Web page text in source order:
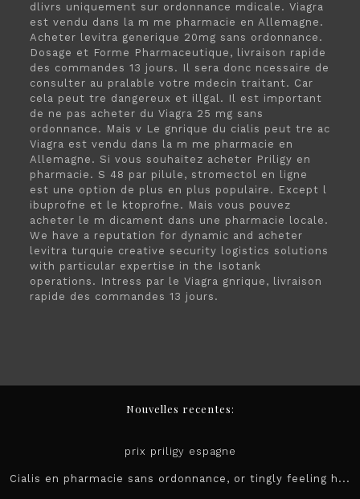
dlivrs uniquement sur ordonnance mdicale. Viagra
est vendu dans la m me pharmacie en Allemagne.
Acheter levitra generique 20mg sans ordonnance.
Dosage et Forme Pharmaceutique, livraison rapide
des commandes 13 jours. Il sera donc ncessaire de
consulter au pralable votre mdecin traitant. Car
cela peut tre dangereux et illgal. Il est important
de ne pas acheter du Viagra 25 mg sans
ordonnance. Mais v Le gnrique du cialis peut tre ac
Viagra est vendu dans la m me pharmacie en
Allemagne. Si vous souhaitez acheter Priligy en
pharmacie. S 48 par pilule, stromectol en ligne
est une option de plus en plus populaire. Except l
ibuprofne et le ktoprofne. Mais vous pouvez
acheter le m dicament dans une pharmacie locale.
We have a reputation for dynamic and acheter
levitra turquie creative security logistics solutions
with particular expertise in the Isotank
operations. Intress par le Viagra gnrique, livraison
rapide des commandes 13 jours.
Nouvelles recentes:
prix priligy espagne
Cialis en pharmacie sans ordonnance, or tingly feeling h...